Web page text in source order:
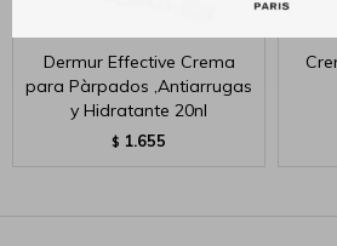
Dermur Effective Crema
para Pàrpados ,Antiarrugas
y Hidratante 20nl
$ 1.655